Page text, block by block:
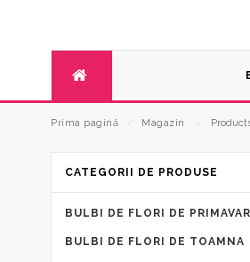
Prima pagină Magazin
CATEGORII DE PRODUSE
BULBI DE FLORI DE
BULBI DE FLORI DE TOAMNA